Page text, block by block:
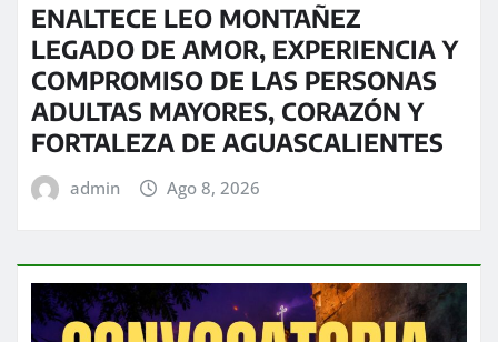
ENALTECE LEO MONTAÑEZ
LEGADO DE AMOR, EXPERIENCIA Y
COMPROMISO DE LAS PERSONAS
ADULTAS MAYORES, CORAZÓN Y
FORTALEZA DE AGUASCALIENTES
admin Ago 8, 2026